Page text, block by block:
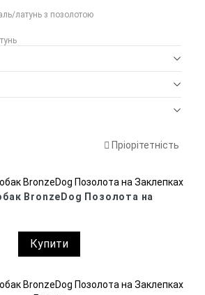
латунь з позолотою
Пріорітетність
BronzeDog Позолота на
Купити